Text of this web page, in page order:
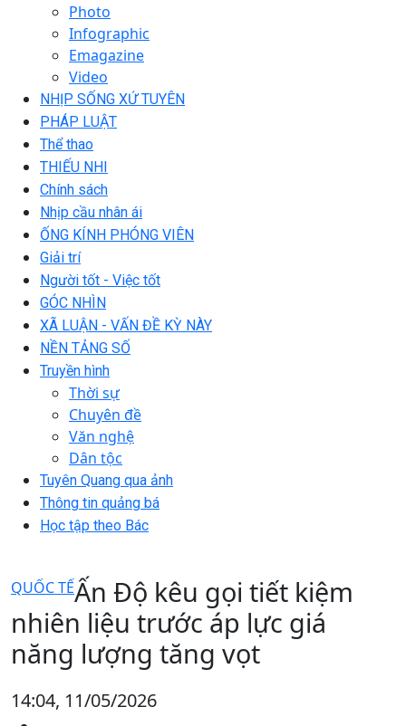
Photo
Infographic
Emagazine
Video
NHỊP SỐNG XỨ TUYÊN
PHÁP LUẬT
Thể thao
THIẾU NHI
Chính sách
Nhịp cầu nhân ái
ỐNG KÍNH PHÓNG VIÊN
Giải trí
Người tốt - Việc tốt
GÓC NHÌN
XÃ LUẬN - VẤN ĐỀ KỲ NÀY
NỀN TẢNG SỐ
Truyền hình
Thời sự
Chuyên đề
Văn nghệ
Dân tộc
Tuyên Quang qua ảnh
Thông tin quảng bá
Học tập theo Bác
QUỐC TẾẤn Độ kêu gọi tiết kiệm
nhiên liệu trước áp lực giá
năng lượng tăng vọt
14:04, 11/05/2026